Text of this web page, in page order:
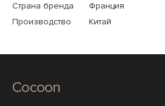
Страна бренда
Франция
Производство
Китай
Cocoon